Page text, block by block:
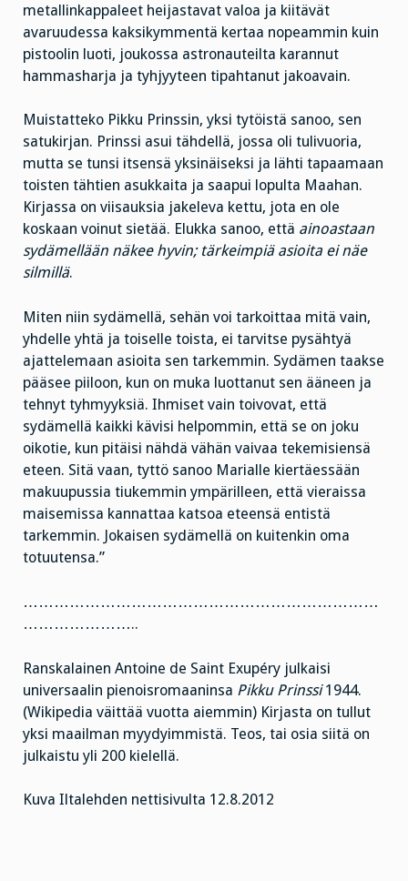
metallinkappaleet heijastavat valoa ja kiitävät
avaruudessa kaksikymmentä kertaa nopeammin kuin
pistoolin luoti, joukossa astronauteilta karannut
hammasharja ja tyhjyyteen tipahtanut jakoavain.
Muistatteko Pikku Prinssin, yksi tytöistä sanoo, sen
satukirjan. Prinssi asui tähdellä, jossa oli tulivuoria,
mutta se tunsi itsensä yksinäiseksi ja lähti tapaamaan
toisten tähtien asukkaita ja saapui lopulta Maahan.
Kirjassa on viisauksia jakeleva kettu, jota en ole
koskaan voinut sietää. Elukka sanoo, että ainoastaan
sydämellään näkee hyvin; tärkeimpiä asioita ei näe
silmillä.
Miten niin sydämellä, sehän voi tarkoittaa mitä vain,
yhdelle yhtä ja toiselle toista, ei tarvitse pysähtyä
ajattelemaan asioita sen tarkemmin. Sydämen taakse
pääsee piiloon, kun on muka luottanut sen ääneen ja
tehnyt tyhmyyksiä. Ihmiset vain toivovat, että
sydämellä kaikki kävisi helpommin, että se on joku
oikotie, kun pitäisi nähdä vähän vaivaa tekemisiensä
eteen. Sitä vaan, tyttö sanoo Marialle kiertäessään
makuupussia tiukemmin ympärilleen, että vieraissa
maisemissa kannattaa katsoa eteensä entistä
tarkemmin. Jokaisen sydämellä on kuitenkin oma
totuutensa.”
……………………………………………………………
…………………..
Ranskalainen Antoine de Saint Exupéry julkaisi
universaalin pienoisromaaninsa Pikku Prinssi1944.
(Wikipedia väittää vuotta aiemmin) Kirjasta on tullut
yksi maailman myydyimmistä. Teos, tai osia siitä on
julkaistu yli 200 kielellä.
Kuva Iltalehden nettisivulta 12.8.2012